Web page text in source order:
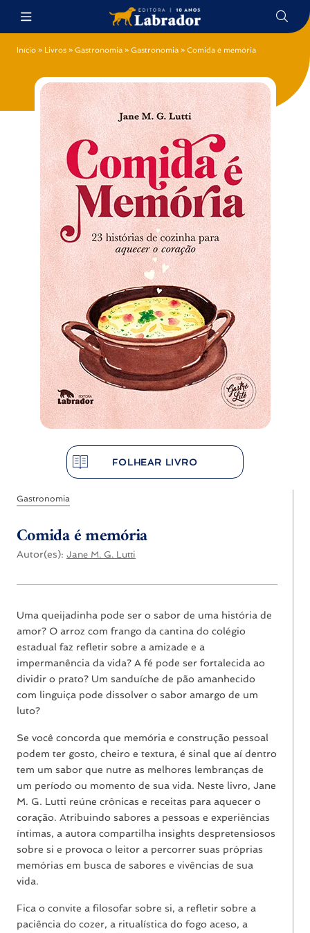
Início » Livros » Gastronomia » Gastronomia » Comida é memória
FOLHEAR LIVRO
Gastronomia
Comida é memória
Autor(es): Jane M. G. Lutti
Uma queijadinha pode ser o sabor de uma história de
amor? O arroz com frango da cantina do colégio
estadual faz refletir sobre a amizade e a
impermanência da vida? A fé pode ser fortalecida ao
dividir o prato? Um sanduíche de pão amanhecido
com linguiça pode dissolver o sabor amargo de um
luto?
Se você concorda que memória e construção pessoal
podem ter gosto, cheiro e textura, é sinal que aí dentro
tem um sabor que nutre as melhores lembranças de
um período ou momento de sua vida. Neste livro, Jane
M. G. Lutti reúne crônicas e receitas para aquecer o
coração. Atribuindo sabores a pessoas e experiências
íntimas, a autora compartilha insights despretensiosos
sobre si e provoca o leitor a percorrer suas próprias
memórias em busca de sabores e vivências de sua
vida.
Fica o convite a filosofar sobre si, a refletir sobre a
paciência do cozer, a ritualística do fogo aceso, a